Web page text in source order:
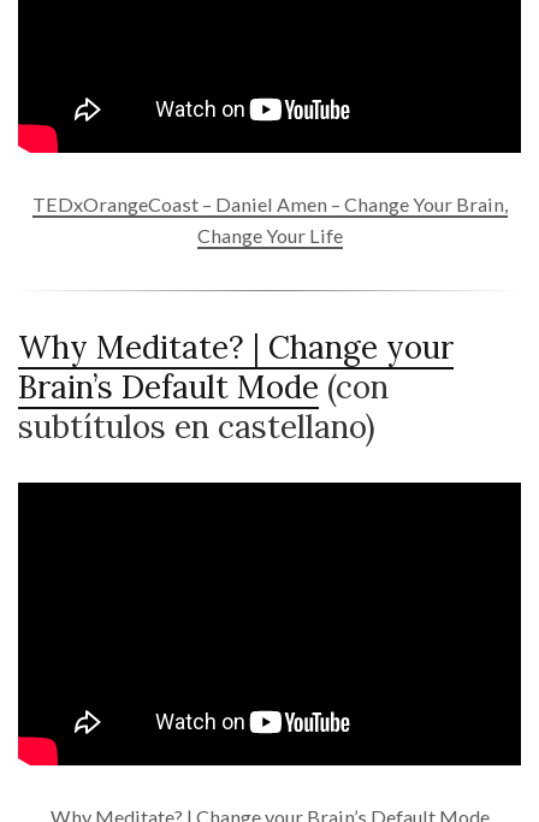
TEDxOrangeCoast – Daniel Amen – Change Your Brain,
Change Your Life
Why Meditate? | Change your
Brain’s Default Mode (con
subtítulos en castellano)
Why Meditate? | Change your Brain’s Default Mode